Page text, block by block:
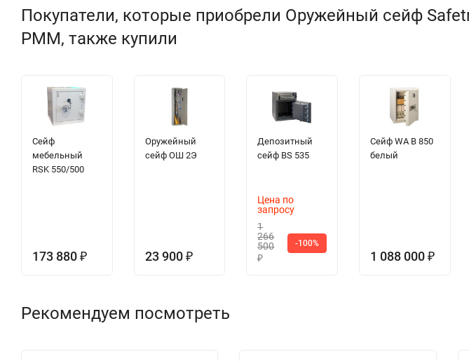
Покупатели, которые приобрели Оружейный сейф
PMM, также купили
Сейф
мебельный
RSK 550/500
173 880 ₽
Оружейный
сейф ОШ 2Э
23 900 ₽
Депозитный
сейф BS 535
Цена по
запросу
1
266
500
₽
-100%
Сейф WA B 850
белый
1 088 000 ₽
Рекомендуем посмотреть